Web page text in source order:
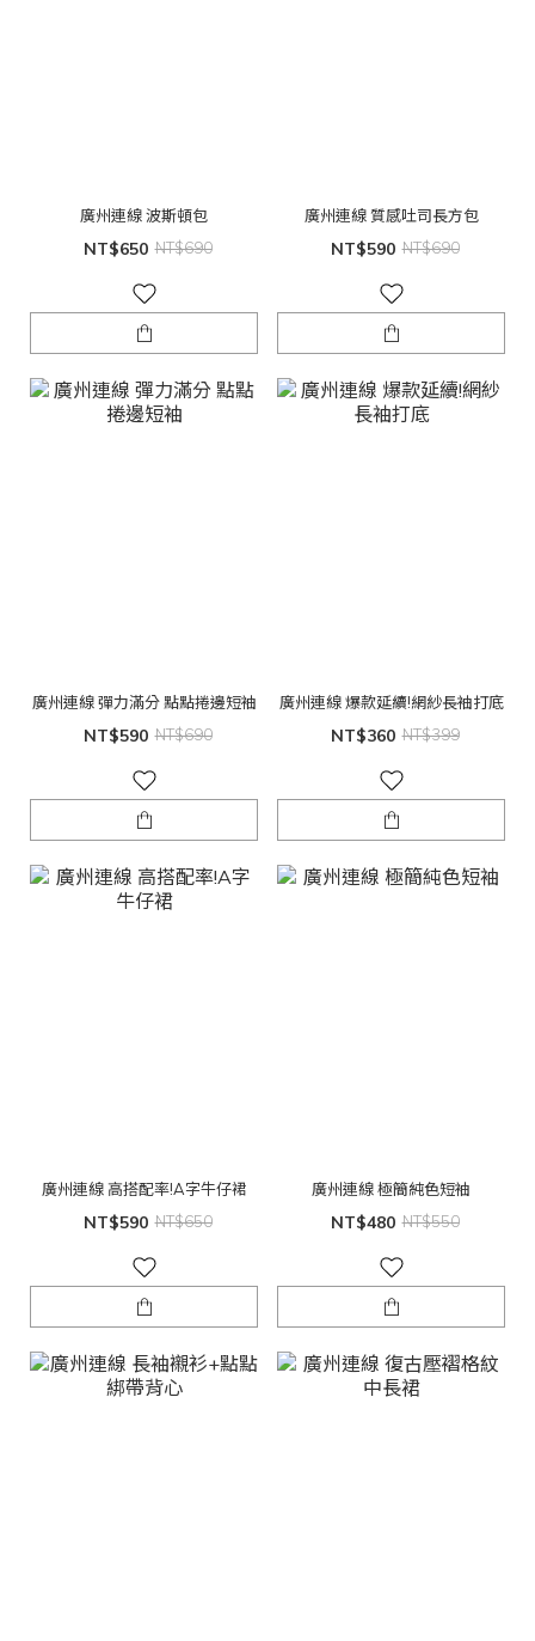
廣州連線 波斯頓包
NT$650 NT$690
廣州連線 質感吐司長方包
NT$590 NT$690
廣州連線 彈力滿分 點點捲邊短袖
NT$590 NT$690
廣州連線 爆款延續!網紗長袖打底
NT$360 NT$399
廣州連線 高搭配率!A字牛仔裙
NT$590 NT$650
廣州連線 極簡純色短袖
NT$480 NT$550